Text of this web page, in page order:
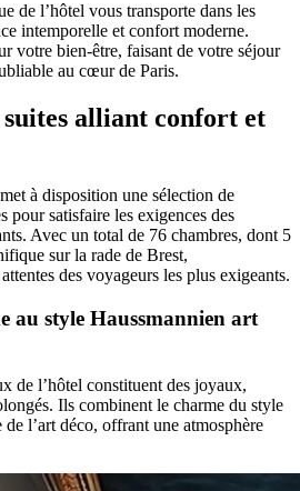
de l’hôtel vous transporte dans les
intemporelle et confort moderne.
votre bien-être, faisant de votre séjour
au cœur de Paris.
suites alliant confort et
à disposition une sélection de
pour satisfaire les exigences des
Avec un total de 76 chambres, dont 5
sur la rade de Brest,
des voyageurs les plus exigeants.
au style Haussmannien art
de l’hôtel constituent des joyaux,
Ils combinent le charme du style
de l’art déco, offrant une atmosphère